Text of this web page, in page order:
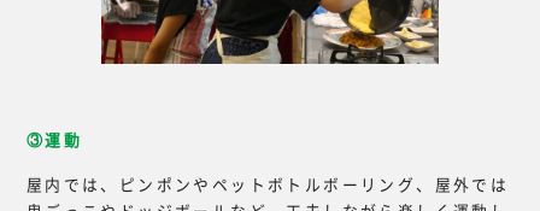
③運動
屋内では、ピンポンやペットボトルボーリング、屋外では